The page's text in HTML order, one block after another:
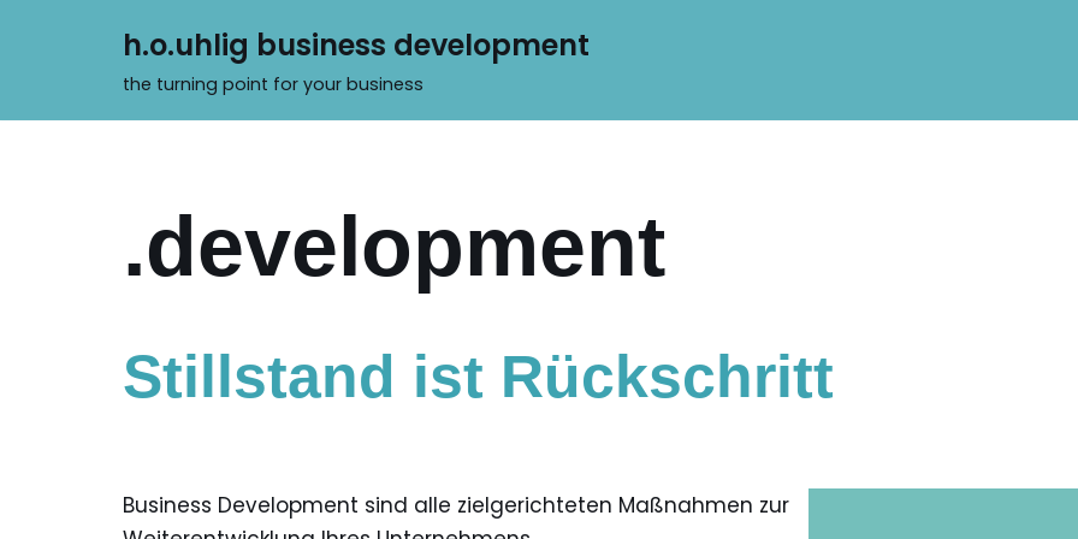
h.o.uhlig business development
the turning point for your business
.development
Stillstand ist Rückschritt
Business Development sind alle zielgerichteten Maßnahmen zur